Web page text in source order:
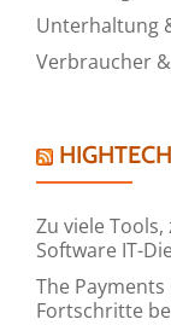
Unterhaltung
Verbraucher
Zu viele
Software IT-
The
Fortschritte